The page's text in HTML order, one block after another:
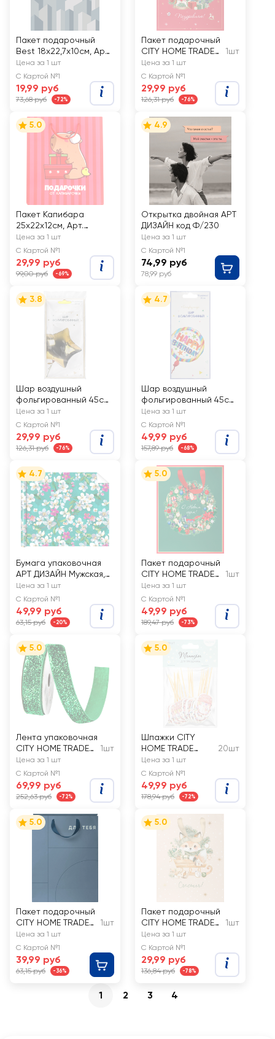
Пакет подарочный
Best 18х22,7х10см, Арт.
М
Цена за 1 шт
С Картой №1
19,99 руб
73,68 руб -72%
Пакет подарочный
CITY HOME TRADE
New Years Joy
19х14х9см, эффект
1шт
Цена за 1 шт
С Картой №1
29,99 руб
126,31 руб -76%
5.0
Пакет Капибара
25х22х12см, Арт.
3333232
Цена за 1 шт
С Картой №1
29,99 руб
99,00 руб -69%
4.9
Открытка двойная АРТ
ДИЗАЙН код Ф/230
Цена за 1 шт
С Картой №1
74,99 руб
78,99 руб
3.8
Шар воздушный
фольгированный 45см,
Арт. ШФ
Цена за 1 шт
С Картой №1
29,99 руб
126,31 руб -76%
4.7
Шар воздушный
фольгированный 45см
с рисунком, Арт. ШФР
Цена за 1 шт
С Картой №1
49,99 руб
157,89 руб -68%
4.7
Бумага упаковочная
АРТ ДИЗАЙН Мужская,
глянцевая
Цена за 1 шт
С Картой №1
49,99 руб
63,15 руб -20%
5.0
Пакет подарочный
CITY HOME TRADE
New Years Joy
31х26х11см, эффект
1шт
Цена за 1 шт
С Картой №1
49,99 руб
189,47 руб -73%
5.0
Лента упаковочная
CITY HOME TRADE
тканевая
декоративная,
1,5смх3м
1шт
Цена за 1 шт
С Картой №1
69,99 руб
252,63 руб -72%
5.0
Шпажки CITY
HOME TRADE
Пасха, весенние,
Арт. ТПП4
20шт
Цена за 1 шт
С Картой №1
49,99 руб
178,94 руб -72%
5.0
Пакет подарочный
CITY HOME TRADE
Basic Men
14,6х11,4х6,4см
1шт
Цена за 1 шт
С Картой №1
39,99 руб
63,15 руб -36%
5.0
Пакет подарочный
CITY HOME TRADE
Christmas
Woodland
23х18х10см
1шт
Цена за 1 шт
С Картой №1
29,99 руб
136,84 руб -78%
1 2 3 4